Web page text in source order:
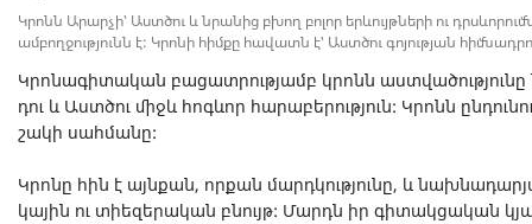
Կրո­նն Արար­չի՝ Աստ­ծու և նրանից բխող բո­լոր երևույթ­նե­րի ու
ամ­բող­ջու­թյունն է: Կրո­նի հիմ­քը հա­վատն է՝ Աստ­ծու գոյության
Կրո­նա­գի­տա­կան բա­ցատ­րու­թյամբ կրո­նն
դու և Աստ­ծու մի­ջև հոգևոր հա­րա­բե­րու­թյուն: Կրոնն
շա­կի սահ­մա­նը:
Կրո­նը հին է այն­քան, որ­քան մարդ­կու­թյու­նը, և
կա­յին ու տի­ե­զե­րա­կան բնույթ: Մարդն իր գի­տակ­ցա­կան